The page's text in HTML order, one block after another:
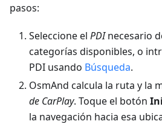
pasos:
Seleccione el PDInecesario
categorías disponibles, o
PDI usando Búsqueda.
OsmAnd calcula la ruta y la
de CarPlay. Toque el botón
la navegación hacia esa